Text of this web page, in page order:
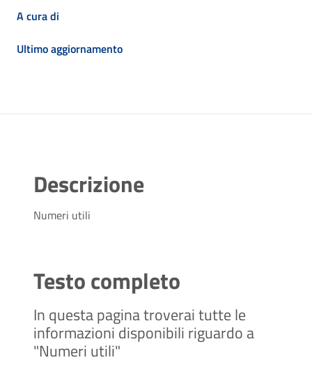
A cura di
Ultimo aggiornamento
Descrizione
Numeri utili
Testo completo
In questa pagina troverai tutte le
informazioni disponibili riguardo a
"Numeri utili"